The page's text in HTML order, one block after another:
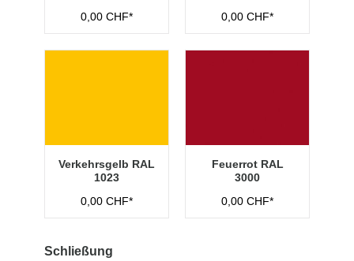
0,00 CHF*
0,00 CHF*
Verkehrsgelb RAL
1023
0,00 CHF*
Feuerrot RAL
3000
0,00 CHF*
Schließung